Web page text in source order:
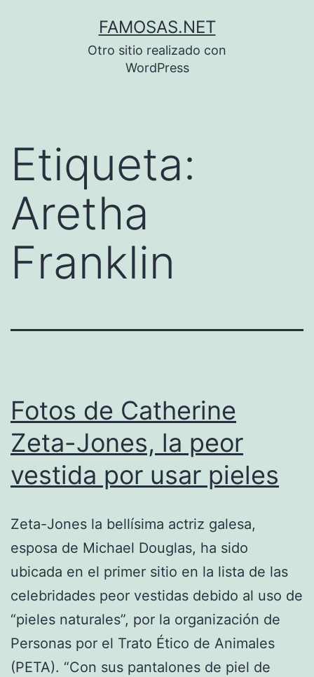
FAMOSAS.NET
Otro sitio realizado con
WordPress
Etiqueta:
Aretha
Franklin
Fotos de Catherine
Zeta-Jones, la peor
vestida por usar pieles
Zeta-Jones la bellísima actriz galesa,
esposa de Michael Douglas, ha sido
ubicada en el primer sitio en la lista de las
celebridades peor vestidas debido al uso de
“pieles naturales”, por la organización de
Personas por el Trato Ético de Animales
(PETA). “Con sus pantalones de piel de